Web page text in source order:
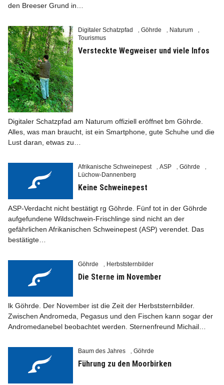
den Breeser Grund in…
Digitaler Schatzpfad ,Göhrde Naturum
Tourismus
Versteckte Wegweiser und viele Infos
Digitaler Schatzpfad am Naturum offiziell eröffnet bm Göhrde.
Alles, was man braucht, ist ein Smartphone, gute Schuhe und die
Lust daran, etwas zu…
Afrikanische Schweinepest ,ASP ,Göhrde
Lüchow-Dannenberg
Keine Schweinepest
ASP-Verdacht nicht bestätigt rg Göhrde. Fünf tot in der Göhrde
aufgefundene Wildschwein-Frischlinge sind nicht an der
gefährlichen Afrikanischen Schweinepest (ASP) verendet. Das
bestätigte…
Göhrde Herbststernbilder
Die Sterne im November
lk Göhrde. Der November ist die Zeit der Herbststernbilder.
Zwischen Andromeda, Pegasus und den Fischen kann sogar der
Andromedanebel beobachtet werden. Sternenfreund Michail…
Baum des Jahres ,Göhrde
Führung zu den Moorbirken